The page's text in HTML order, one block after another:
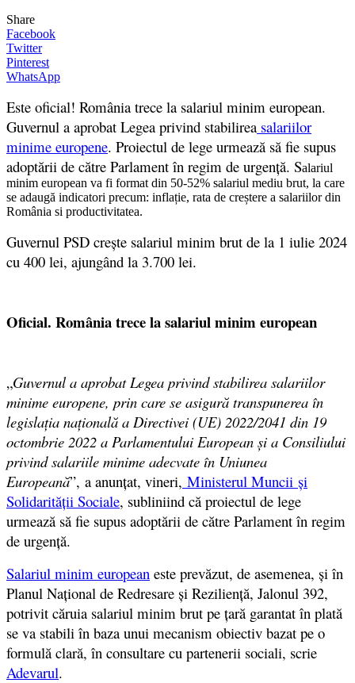
Share
Facebook
Twitter
Pinterest
WhatsApp
Este oficial! România trece la salariul minim european.
Guvernul a aprobat Legea privind stabilirea salariilor
minime europene. Proiectul de lege urmează să fie supus
adoptării de către Parlament în regim de urgență. Salariul
minim european va fi format din 50-52% salariul mediu brut, la care
se adaugă indicatori precum: inflație, rata de creștere a salariilor din
România si productivitatea.
Guvernul PSD crește salariul minim brut de la 1 iulie 2024
cu 400 lei, ajungând la 3.700 lei.
Oficial. România trece la salariul minim european
„Guvernul a aprobat Legea privind stabilirea salariilor
minime europene, prin care se asigură transpunerea în
legislația națională a Directivei (UE) 2022/2041 din 19
octombrie 2022 a Parlamentului European și a Consiliului
privind salariile minime adecvate în Uniunea
Europeană”, a anunţat, vineri, Ministerul Muncii și
Solidarității Sociale, subliniind că proiectul de lege
urmează să fie supus adoptării de către Parlament în regim
de urgență.
Salariul minim european este prevăzut, de asemenea, și în
Planul Național de Redresare și Reziliență, Jalonul 392,
potrivit căruia salariul minim brut pe țară garantat în plată
se va stabili în baza unui mecanism obiectiv bazat pe o
formulă clară, în consultare cu partenerii sociali, scrie
Adevarul.